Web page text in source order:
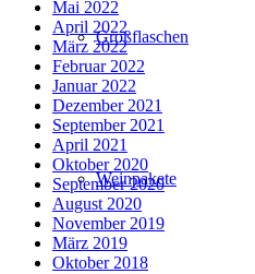
Großflaschen
Weinpakete
Mai 2022
April 2022
März 2022
Februar 2022
Januar 2022
Dezember 2021
September 2021
April 2021
Oktober 2020
September 2020
August 2020
November 2019
März 2019
Oktober 2018